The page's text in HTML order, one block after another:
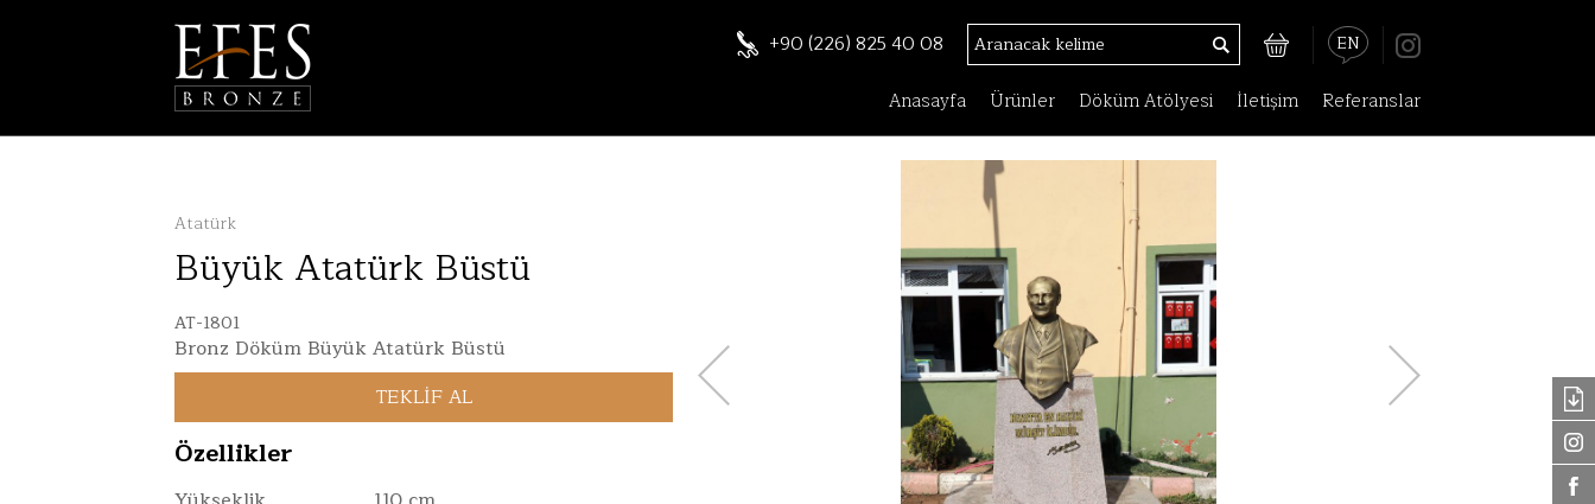
+90 (226) 825 40 08 EN
Anasayfa Ürünler Döküm Atölyesi İletişim Referanslar
Atatürk
Büyük Atatürk Büstü
AT-1801
Bronz Döküm Büyük Atatürk Büstü
Özellikler